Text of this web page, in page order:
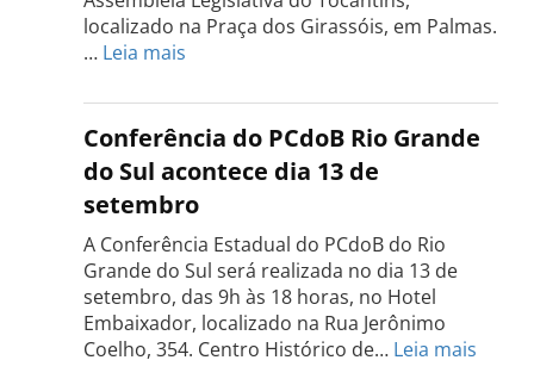
localizado na Praça dos Girassóis, em Palmas.
… Leia mais
Estadual
do
PCdoB
Tocantins
será
realizada
dia
18
de
setembro
Conferência do PCdoB Rio Grande
do Sul acontece dia 13 de
setembro
A Conferência Estadual do PCdoB do Rio
Grande do Sul será realizada no dia 13 de
setembro, das 9h às 18 horas, no Hotel
Embaixador, localizado na Rua Jerônimo
Coelho, 354. Centro Histórico de… Leia mais